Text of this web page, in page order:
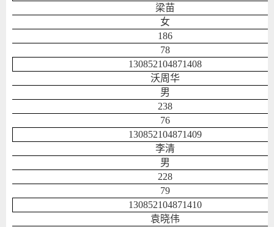
梁苗
女
186
78
130852104871408
沃周华
男
238
76
130852104871409
李清
男
228
79
130852104871410
袁晓伟